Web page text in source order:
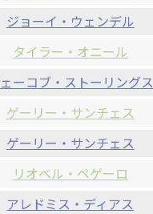
ジョーイ・ウェンデル
タイラー・オニール
ーコブ・ストーリングス
ゲーリー・サンチェス
ゲーリー・サンチェス
リオベル・ペゲーロ
アレドミス・ディアス